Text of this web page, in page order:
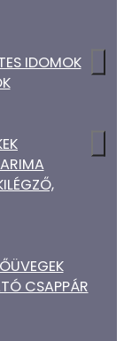
IDOMOK
CSAPPÁR